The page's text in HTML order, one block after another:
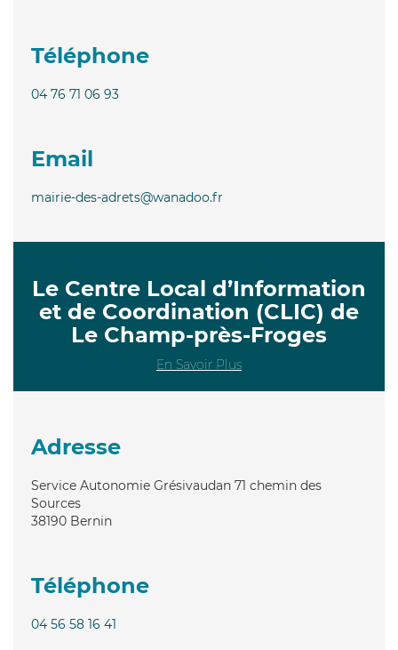
Téléphone
04 76 71 06 93
Email
mairie-des-adrets@wanadoo.fr
Le Centre Local d’Information
et de Coordination (CLIC) de
Le Champ-près-Froges
En Savoir Plus
Adresse
Service Autonomie Grésivaudan 71 chemin des
Sources
38190 Bernin
Téléphone
04 56 58 16 41